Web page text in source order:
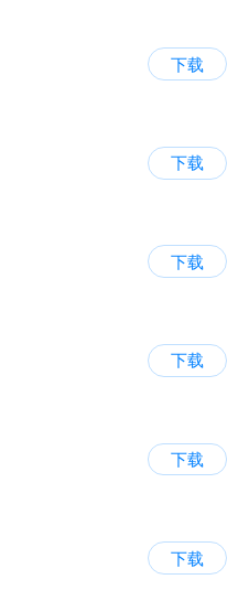
下载
下载
下载
下载
下载
下载